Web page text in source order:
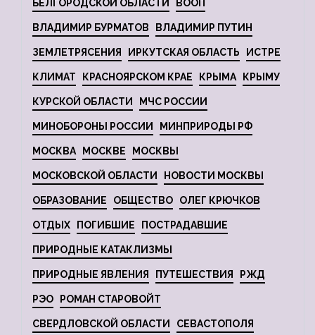
БЕЛГОРОДСКОЙ ОБЛАСТИ ВООП
ВЛАДИМИР БУРМАТОВ ВЛАДИМИР ПУТИН
ЗЕМЛЕТРЯСЕНИЯ ИРКУТСКАЯ ОБЛАСТЬ ИСТРЕ
КЛИМАТ КРАСНОЯРСКОМ КРАЕ КРЫМА КРЫМУ
КУРСКОЙ ОБЛАСТИ МЧС РОССИИ
МИНОБОРОНЫ РОССИИ МИНПРИРОДЫ РФ
МОСКВА МОСКВЕ МОСКВЫ
МОСКОВСКОЙ ОБЛАСТИ НОВОСТИ МОСКВЫ
ОБРАЗОВАНИЕ ОБЩЕСТВО ОЛЕГ КРЮЧКОВ
ОТДЫХ ПОГИБШИЕ ПОСТРАДАВШИЕ
ПРИРОДНЫЕ КАТАКЛИЗМЫ
ПРИРОДНЫЕ ЯВЛЕНИЯ ПУТЕШЕСТВИЯ РЖД
РЭО РОМАН СТАРОВОЙТ
СВЕРДЛОВСКОЙ ОБЛАСТИ СЕВАСТОПОЛЯ